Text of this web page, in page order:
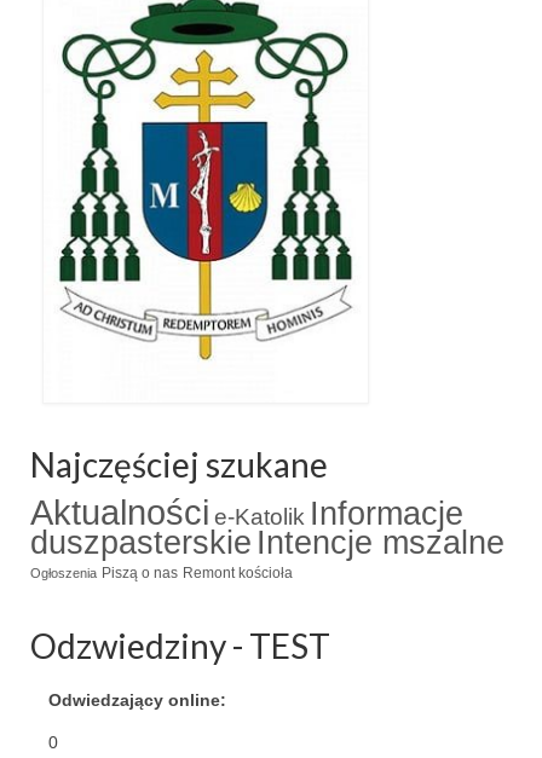
Najczęściej szukane
Aktualności e-Katolik Informacje
duszpasterskie Intencje mszalne
Ogłoszenia Piszą o nas Remont kościoła
Odzwiedziny - TEST
Odwiedzający online:
0